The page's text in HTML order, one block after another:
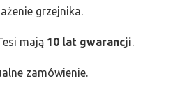
grzejnika.
mają 10 lat gwarancji.
zamówienie.